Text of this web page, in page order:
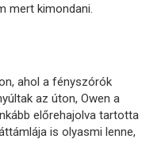
mert kimondani.
ahol a fényszórók
az úton, Owen a
előrehajolva tartotta
is olyasmi lenne,